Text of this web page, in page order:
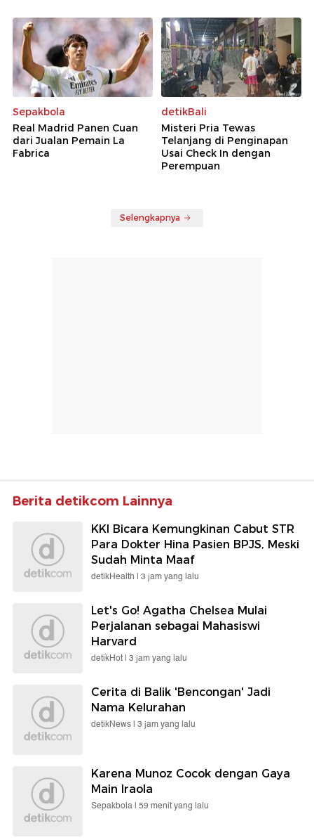
Sepakbola
Real Madrid Panen Cuan
dari Jualan Pemain La
Fabrica
detikBali
Misteri Pria Tewas
Telanjang di Penginapan
Usai Check In dengan
Perempuan
Selengkapnya
Berita detikcom Lainnya
KKI Bicara Kemungkinan Cabut STR
Para Dokter Hina Pasien BPJS, Meski
Sudah Minta Maaf
detikHealth | 3 jam yang lalu
Let's Go! Agatha Chelsea Mulai
Perjalanan sebagai Mahasiswi
Harvard
detikHot | 3 jam yang lalu
Cerita di Balik 'Bencongan' Jadi
Nama Kelurahan
detikNews | 3 jam yang lalu
Karena Munoz Cocok dengan Gaya
Main Iraola
Sepakbola | 59 menit yang lalu